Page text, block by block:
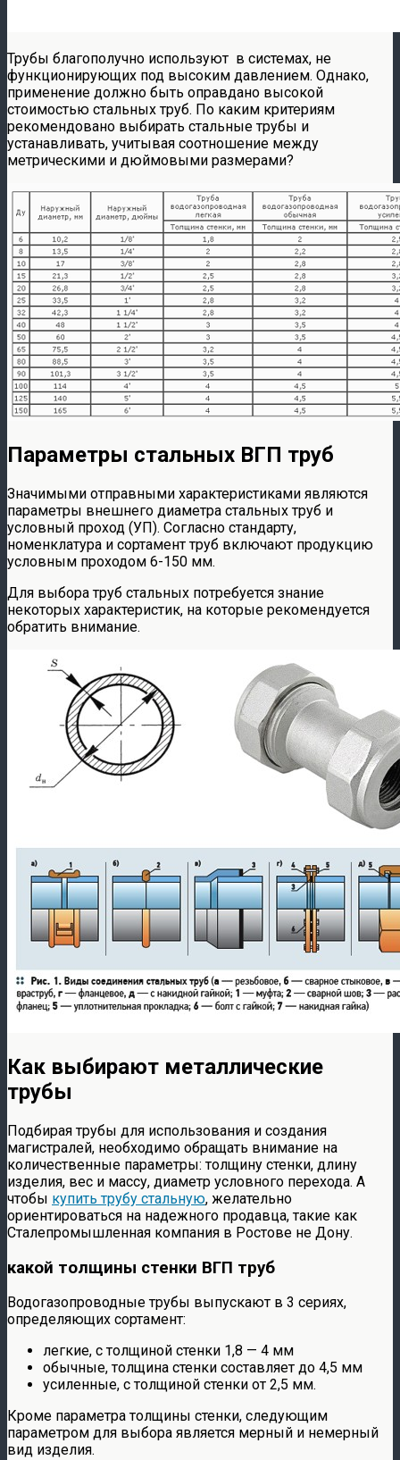
Трубы благополучно используют в системах, не
функционирующих под высоким давлением. Однако,
применение должно быть оправдано высокой
стоимостью стальных труб. По каким критериям
рекомендовано выбирать стальные трубы и
устанавливать, учитывая соотношение между
метрическими и дюймовыми размерами?
Параметры стальных ВГП труб
Значимыми отправными характеристиками являются
параметры внешнего диаметра стальных труб и
условный проход (УП). Согласно стандарту,
номенклатура и сортамент труб включают продукцию
условным проходом 6-150 мм.
Для выбора труб стальных потребуется знание
некоторых характеристик, на которые рекомендуется
обратить внимание.
Как выбирают металлические
трубы
Подбирая трубы для использования и создания
магистралей, необходимо обращать внимание на
количественные параметры: толщину стенки, длину
изделия, вес и массу, диаметр условного перехода. А
чтобы купить трубу стальную, желательно
ориентироваться на надежного продавца, такие как
Сталепромышленная компания в Ростове не Дону.
какой толщины стенки ВГП труб
Водогазопроводные трубы выпускают в 3 сериях,
определяющих сортамент:
легкие, с толщиной стенки 1,8 — 4 мм
обычные, толщина стенки составляет до 4,5 мм
усиленные, с толщиной стенки от 2,5 мм.
Кроме параметра толщины стенки, следующим
параметром для выбора является мерный и немерный
вид изделия.